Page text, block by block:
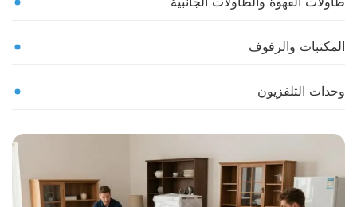
المكتبات والرفوف
وحدات التلفزيون